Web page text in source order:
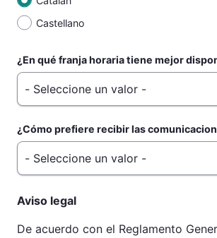
Castellano
¿En qué franja horaria tiene mejor
¿Cómo prefiere recibir las
Aviso legal
De acuerdo con el Reglamento